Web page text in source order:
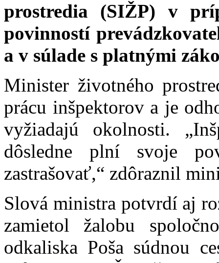
prostredia (SIŽP) v
povinností
a v súlade s platnými
Minister životného
prácu inšpektorov a je
vyžiadajú okolnosti.
dôsledne plní svoje
zastrašovať,“ zdôraznil
Slová ministra potvrdí aj
zamietol žalobu
odkaliska Poša súdnou